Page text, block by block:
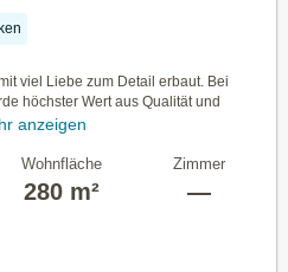
viel Liebe zum Detail erbaut. Bei
höchster Wert aus Qualität und
anzeigen
Wohnfläche
280 m²
Zimmer
—